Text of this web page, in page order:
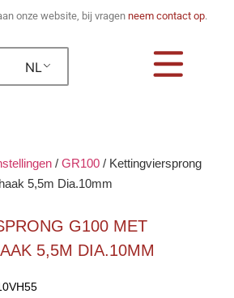
onze website, bij vragen neem contact op.
NL
/ GR100 / Kettingviersprong
5,5m Dia.10mm
G100 MET
5,5M DIA.10MM